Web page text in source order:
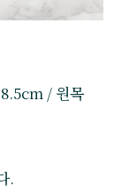
/ 원목
.